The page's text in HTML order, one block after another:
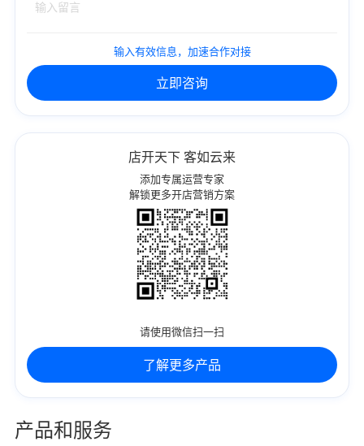
输入有效信息，加速合作对接
立即咨询
店开天下 客如云来
添加专属运营专家
解锁更多开店营销方案
请使用微信扫一扫
了解更多产品
产品和服务